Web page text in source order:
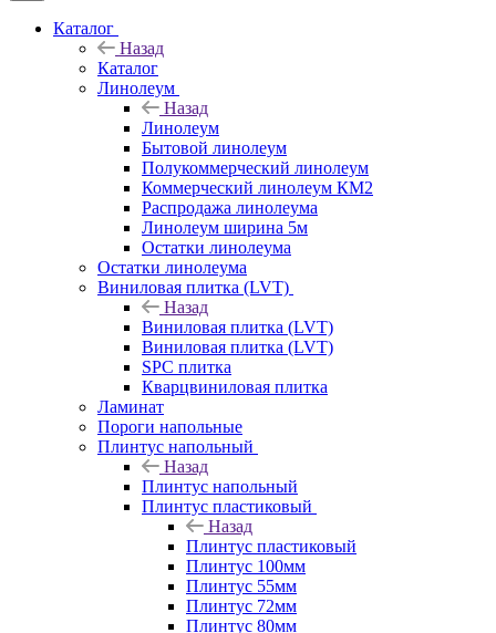
Каталог
Назад
Каталог
Линолеум
Назад
Линолеум
Бытовой линолеум
Полукоммерческий линолеум
Коммерческий линолеум КМ2
Распродажа линолеума
Линолеум ширина 5м
Остатки линолеума
Остатки линолеума
Виниловая плитка (LVT)
Назад
Виниловая плитка (LVT)
Виниловая плитка (LVT)
SPC плитка
Кварцвиниловая плитка
Ламинат
Пороги напольные
Плинтус напольный
Назад
Плинтус напольный
Плинтус пластиковый
Назад
Плинтус пластиковый
Плинтус 100мм
Плинтус 55мм
Плинтус 72мм
Плинтус 80мм